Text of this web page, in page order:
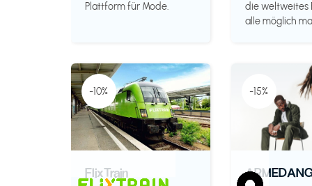
Plattform für Mode.
die weltweites
alle möglich
-10%
FlixTrain
-15%